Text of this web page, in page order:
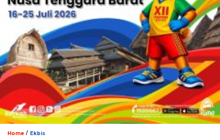
Home / Ekbis